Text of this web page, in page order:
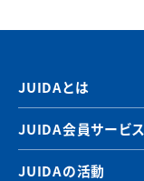
JUIDAとは
JUIDA会員サービス
JUIDAの活動